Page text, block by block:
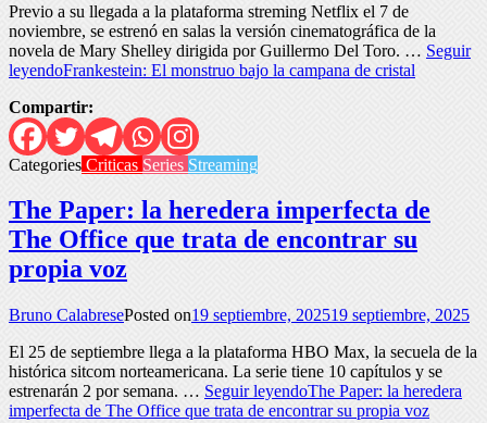
Previo a su llegada a la plataforma streming Netflix el 7 de
noviembre, se estrenó en salas la versión cinematográfica de la
novela de Mary Shelley dirigida por Guillermo Del Toro. … Seguir
leyendoFrankestein: El monstruo bajo la campana de cristal
Compartir:
Categories Criticas Series Streaming
The Paper: la heredera imperfecta de
The Office que trata de encontrar su
propia voz
Bruno CalabresePosted on19 septiembre, 202519 septiembre, 2025
El 25 de septiembre llega a la plataforma HBO Max, la secuela de la
histórica sitcom norteamericana. La serie tiene 10 capítulos y se
estrenarán 2 por semana. … Seguir leyendoThe Paper: la heredera
imperfecta de The Office que trata de encontrar su propia voz